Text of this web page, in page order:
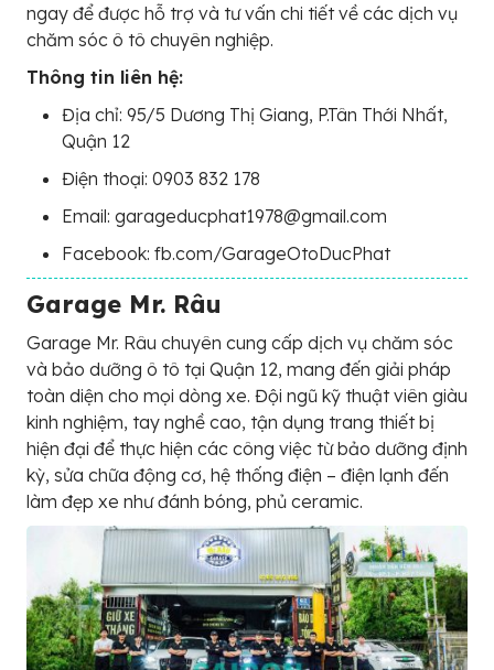
ngay để được hỗ trợ và tư vấn chi tiết về các dịch vụ
chăm sóc ô tô chuyên nghiệp.
Thông tin liên hệ:
Địa chỉ: 95/5 Dương Thị Giang, P.Tân Thới Nhất,
Quận 12
Điện thoại: 0903 832 178
Email: garageducphat1978@gmail.com
Facebook: fb.com/GarageOtoDucPhat
Garage Mr. Râu
Garage Mr. Râu chuyên cung cấp dịch vụ chăm sóc
và bảo dưỡng ô tô tại Quận 12, mang đến giải pháp
toàn diện cho mọi dòng xe. Đội ngũ kỹ thuật viên giàu
kinh nghiệm, tay nghề cao, tận dụng trang thiết bị
hiện đại để thực hiện các công việc từ bảo dưỡng định
kỳ, sửa chữa động cơ, hệ thống điện – điện lạnh đến
làm đẹp xe như đánh bóng, phủ ceramic.